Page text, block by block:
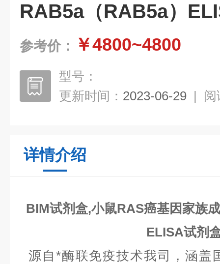
RAB5a（RAB5a）
参考价： ￥4800~4800
型号：
更新时间： 2023-06-29 | 阅
详情介绍
BIM试剂盒,小鼠RAS癌基因家族
ELISA试剂
源自*酶联免疫技术我司，涵盖